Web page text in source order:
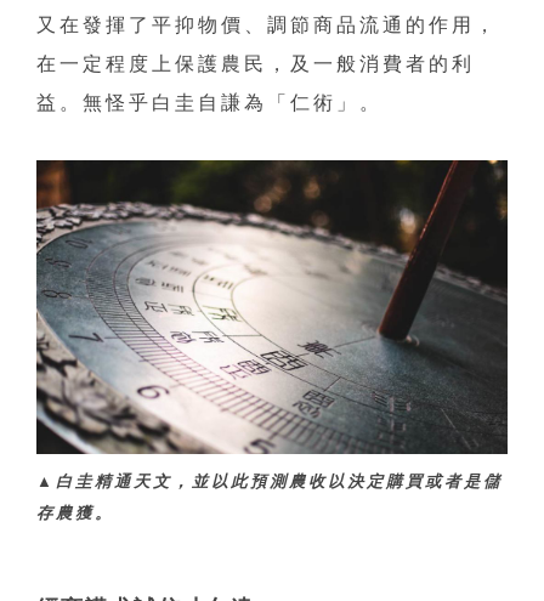
又在發揮了平抑物價、調節商品流通的作用，
在一定程度上保護農民，及一般消費者的利
益。無怪乎白圭自謙為「仁術」。
▲ 白圭精通天文，並以此預測農收以決定購買或者是儲
存農獲。